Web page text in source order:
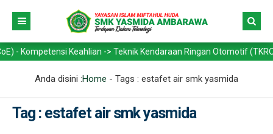
Keahlian -> Teknik Kendaraan Ringan Otomotif
Anda disini :Home - Tags : estafet air smk yasmida
Tag : estafet air smk yasmida